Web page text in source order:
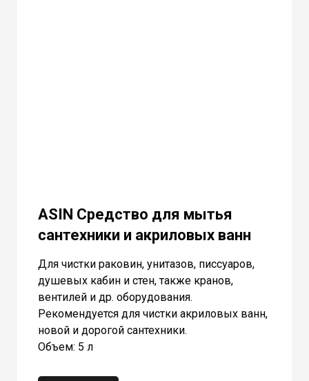
ASIN Средство для мытья
сантехники и акриловых ванн
Для чистки раковин, унитазов, писсуаров,
душевых кабин и стен, также кранов,
вентилей и др. оборудования.
Рекомендуется для чистки акриловых ванн,
новой и дорогой сантехники.
Объем: 5 л